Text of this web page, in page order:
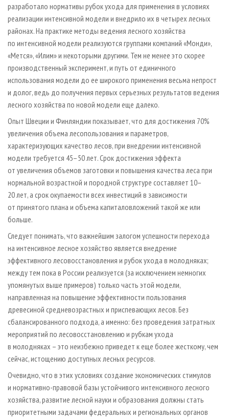
разработало нормативы рубок ухода для применения в условиях
реализации интенсивной модели и внедрило их в четырех лесных
районах. На практике методы ведения лесного хозяйства
по интенсивной модели реализуются группами компаний «Монди»,
«Мется», «Илим» и некоторыми другими. Тем не менее это скорее
производственный эксперимент, и путь от единичного
использования модели до ее широкого применения весьма непрост
и долог, ведь до получения первых серьезных результатов ведения
лесного хозяйства по новой модели еще далеко.
Опыт Швеции и Финляндии показывает, что для достижения 70%
увеличения объема лесопользования и параметров,
характеризующих качество лесов, при внедрении интенсивной
модели требуется 45–50 лет. Срок достижения эффекта
от увеличения объемов заготовки и повышения качества леса при
нормальной возрастной и породной структуре составляет 10–
20 лет, а срок окупаемости всех инвестиций в зависимости
от принятого плана и объема капиталовложений такой же или
больше.
Следует понимать, что важнейшим залогом успешности перехода
на интенсивное лесное хозяйство является внедрение
эффективного лесовосстановления и рубок ухода в молодняках;
между тем пока в России реализуется (за исключением немногих
упомянутых выше примеров) только часть этой модели,
направленная на повышение эффективности пользования
древесиной средневозрастных и приспевающих лесов. Без
сбалансированного подхода, а именно: без проведения затратных
мероприятий по лесовосстановлению и рубкам ухода
в молодняках – это неизбежно приведет к еще более жесткому, чем
сейчас, истощению доступных лесных ресурсов.
Очевидно, что в этих условиях создание экономических стимулов
и нормативно-правовой базы устойчивого интенсивного лесного
хозяйства, развитие лесной науки и образования должны стать
приоритетными задачами федеральных и региональных органов